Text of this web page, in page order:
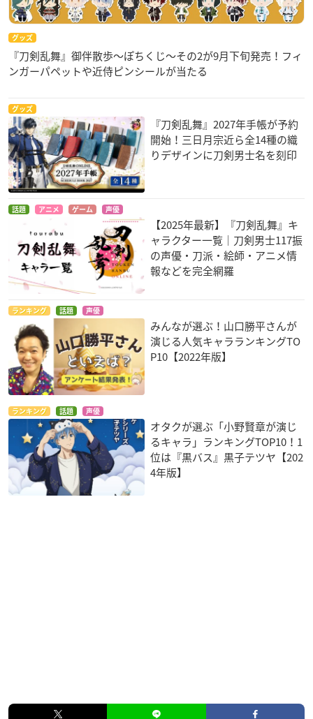
グッズ
『刀剣乱舞』御伴散歩～ぽちくじ～その2が9月下旬発売！フィ
ンガーパペットや近侍ピンシールが当たる
グッズ
『刀剣乱舞』2027年手帳が予約
開始！三日月宗近ら全14種の織
りデザインに刀剣男士名を刻印
話題 アニメ ゲーム 声優
【2025年最新】『刀剣乱舞』キ
ャラクター一覧｜刀剣男士117振
の声優・刀派・絵師・アニメ情
報などを完全網羅
ランキング 話題 声優
みんなが選ぶ！山口勝平さんが
演じる人気キャラランキングTO
P10【2022年版】
ランキング 話題 声優
オタクが選ぶ「小野賢章が演じ
るキャラ」ランキングTOP10！1
位は『黒バス』黒子テツヤ【202
4年版】